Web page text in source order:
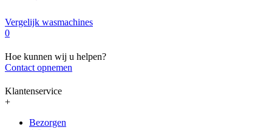
Vergelijk wasmachines
0
Hoe kunnen wij u helpen?
Contact opnemen
Klantenservice
+
Bezorgen